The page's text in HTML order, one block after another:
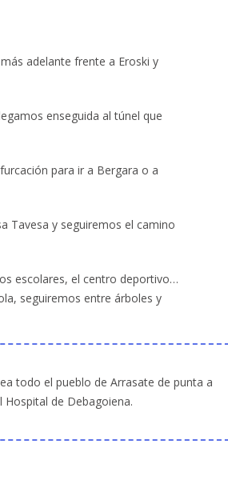
adelante frente a Eroski y
enseguida al túnel que
para ir a Bergara o a
Tavesa y seguiremos el camino
escolares, el centro deportivo…
seguiremos entre árboles y
todo el pueblo de Arrasate de punta a
de Debagoiena.